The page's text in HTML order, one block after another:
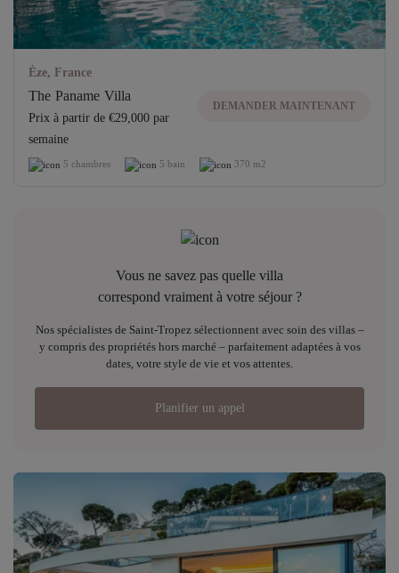
Èze, France
The Paname Villa
Prix ​​à partir de €29,000 par
semaine
DEMANDER MAINTENANT
5 chambres 5 bain 370 m2
Vous ne savez pas quelle villa
correspond vraiment à votre séjour ?
Nos spécialistes de Saint-Tropez sélectionnent avec soin des villas –
y compris des propriétés hors marché – parfaitement adaptées à vos
dates, votre style de vie et vos attentes.
Planifier un appel